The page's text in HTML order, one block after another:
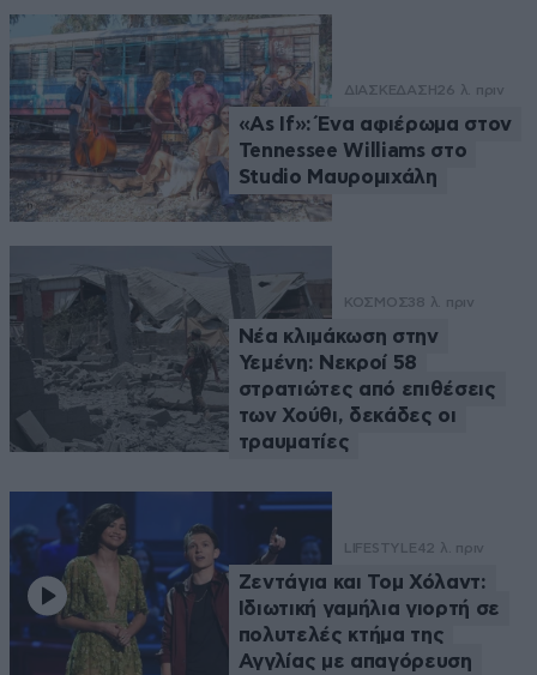
ΔΙΑΣΚΕΔΑΣΗ26 λ. πριν
«As If»: Ένα αφιέρωμα στον
Tennessee Williams στο
Studio Μαυρομιχάλη
ΚΟΣΜΟΣ38 λ. πριν
Νέα κλιμάκωση στην
Υεμένη: Νεκροί 58
στρατιώτες από επιθέσεις
των Χούθι, δεκάδες οι
τραυματίες
LIFESTYLE42 λ. πριν
Ζεντάγια και Τομ Χόλαντ:
Ιδιωτική γαμήλια γιορτή σε
πολυτελές κτήμα της
Αγγλίας με απαγόρευση